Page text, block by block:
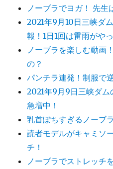
ノーブラでヨガ！ 先生
2021年9月10日三峡ダ
報！1日1回は雷雨がや
ノーブラを楽しむ動画
の？
パンチラ連発！制服で
2021年9月9日三峡ダム
急増中！
乳首ぽちすぎるノーブ
読者モデルがキャミソ
チ！
ノーブラでストレッチ